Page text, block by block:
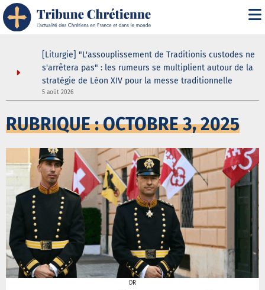
[Liturgie] "L'assouplissement de Traditionis custodes ne
s'arrêtera pas" : les rumeurs se multiplient autour de la
stratégie de Léon XIV pour la messe traditionnelle
5 août 2026
RUBRIQUE : OCTOBRE 3, 2025
DR